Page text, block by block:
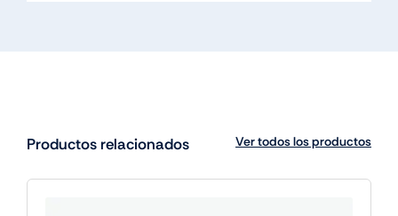
Productos relacionados Ver todos los productos